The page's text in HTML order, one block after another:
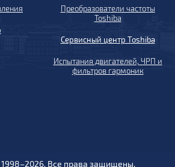
Преобразователи частоты
Toshiba
Сервисный центр Toshiba
Испытания двигателей, ЧРП и
фильтров гармоник
Все права защищены.